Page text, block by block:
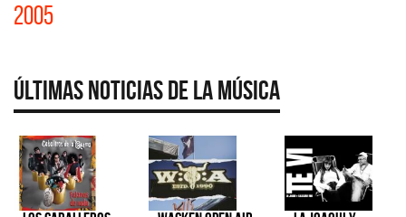
2005
Últimas Noticias de la Música